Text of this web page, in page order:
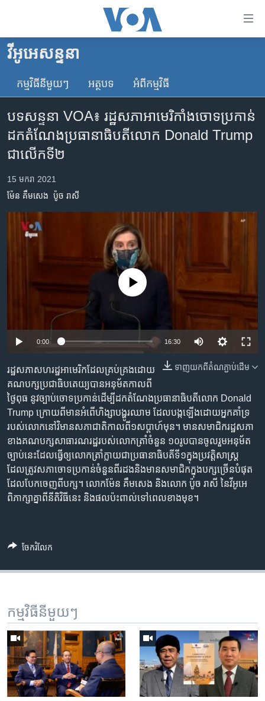
គេហទំព័រ​
ទាក់ទង
និង​
ចូល​
ទំព័រ​
ព័ត៌មាន​​
ម្តង
រំលង​
និង​
ទំព័រ​
ស្វែង​
រក
កម្ពុជា
អន្តរជាតិ
ហេឡូវីអូអេ
ព្រឹត្តិការណ៍ព័ត៌មាន
ទូរទស្សន៍ / វីដេអូ​
វិទ្យុ / ផតខាសថ៍
Khmer English
បណ្តាញ​សង្គម
ភាសា
វីអូអេសន្ទនា
កម្មវិធី​នីមួយៗ អត្ថបទ​ អំពី​កម្មវិធី​
បទសន្ទនា VOA៖ រដ្ឋសភា​អាមេរិកាំង​ចោទប្រកាន់​
ដក​តំណែង​ប្រធានាធិបតី​លោក​ Donald Trump
ជាលើក​ទី២
15 មករា 2021
ម៉ែន គឹមសេង ប៉ូច រាសី
No media source currently available
0:00 16:30
ទាញ​យក​ពី​តំណភ្ជាប់​ដើម
រដ្ឋសភា​សហរដ្ឋ​អាមេរិក​ដែល​គ្រប់គ្រង​ដោយ​
គណបក្ស​ប្រជាធិបតេយ្យ​បាន​អនុម័ត​កាលពី​
ថ្ងៃពុធ​ នូវ​ច្បាប់​ចោទ​ប្រកាន់​ដើម្បី​ដកតំណែង​ប្រធានាធិបតី​លោក Donald
Trump ក្រោយពី​មាន​អំពើ​ហិង្សា​បង្ហូរ​ឈាម​​ ដែល​បង្កឡើង​ដោយ​អ្នកគាំទ្រ​
របស់​លោក​នៅ​វិមាន​សភាជាតិ​កាលពី​១​សប្តាហ៍​មុន។​ មាន​សមាជិក​រដ្ឋសភា​
ខាង​គណបក្ស​សាធារណរដ្ឋ​របស់​លោកត្រាំ​ចំនួន ​១០​រូបបាន​ចូលរួម​អនុម័ត​
ច្បាប់​នេះ​ដែល​ធ្វើ​ឲ្យ​លោកត្រាំ​ក្លាយជា​ប្រធានាធិបតី​ទី​១​ក្នុង​ប្រវត្តិសាស្រ្ត​
ដែល​ត្រូវ​សភា​ចោទ​ប្រកាន់​ចំនួន​ពីរដង​និង​មាន​សមាជិក​ក្នុង​បក្ស​ច្រើន​បំផុត​
ដែល​បែកចេញ​ពី​បក្ស។ លោកម៉ែន គឹមសេង​ និង​លោក ប៉ូច រាសី ​នៃ​វីអូអេ​
ពិភាក្សា​គ្នា​ពី​នីតិវិធី​នេះ​ និង​ផល​ប៉ះពាល់​ទៅ​ពេល​ខាងមុខ។
ចែករំលែក
កម្មវិធី​នីមួយៗ